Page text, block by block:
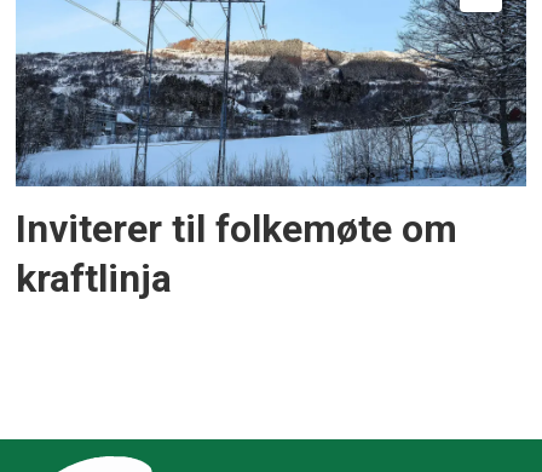
Inviterer til folkemøte om
kraftlinja